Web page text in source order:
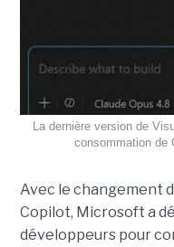
La dernière version de
consommation de
Avec le changement
Copilot, Microsoft a
développeurs pour